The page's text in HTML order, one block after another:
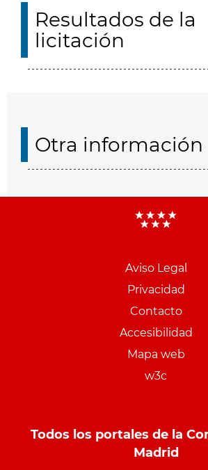
Resultados de la
licitación
Otra información
Aviso Legal
Privacidad
Contacto
Accesibilidad
Mapa web
w3c
Todos los portales de la
Madrid